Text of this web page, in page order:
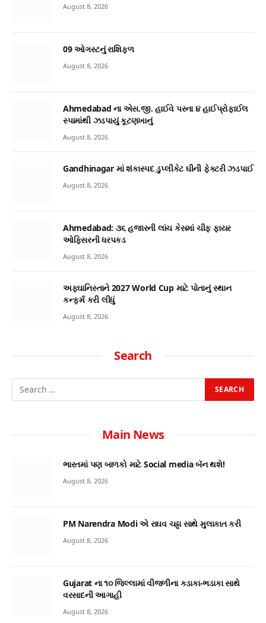
August 8, 2026
09 ઓગસ્ટનું રાશિફળ
August 8, 2026
Ahmedabad ના એસ.જી. હાઈવે પરના ૪ હાઈપ્રોફાઈલ
સ્પામાંથી ઝડપાયું કૂટણખાનું
August 8, 2026
Gandhinagar માં શંકાસ્પદ ડુપ્લીકેટ ઘીની ફેક્ટરી ઝડપાઈ
August 8, 2026
Ahmedabad: ૩૬ હજારની લાંચ કેસમાં ચીફ ફાયર
ઓફિસરની ધરપકડ
August 8, 2026
અફઘાનિસ્તાને 2027 World Cup માટે પોતાનું સ્થાન
કન્ફર્મ કરી લીધું
August 8, 2026
Search
Main News
ભારતમાં પણ બાળકો માટે Social media બૅન થશે!
August 8, 2026
PM Narendra Modi એ રાઘવ ચઢ્ઢા સાથે મુલાકાત કરી
August 8, 2026
Gujarat ના ૧૦ જિલ્લામાં વીજળીના કડાકા-ભડાકા સાથે
વરસાદની આગાહી
August 8, 2026